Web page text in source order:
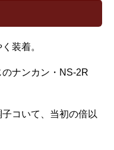
装着。
のナンカン・NS-2R
コいて、当初の倍以